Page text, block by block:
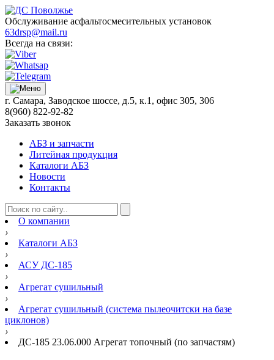
Обслуживание асфальтосмесительных установок
63drsp@mail.ru
Всегда на связи:
г. Самара, Заводское шоссе, д.5, к.1, офис 305, 306
8(960) 822-92-82
Заказать звонок
АБЗ и запчасти
Литейная продукция
Каталоги АБЗ
Новости
Контакты
О компании
›
Каталоги АБЗ
›
АСУ ДС-185
›
Агрегат сушильный
›
Агрегат сушильный (система пылеочитски на базе
циклонов)
›
ДС-185 23.06.000 Агрегат топочный (по запчастям)